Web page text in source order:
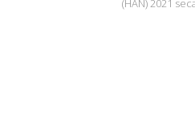
(HAN) 2021